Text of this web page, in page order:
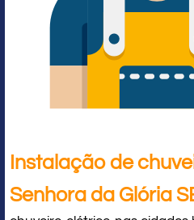
Instalação de
Senhora da Glória